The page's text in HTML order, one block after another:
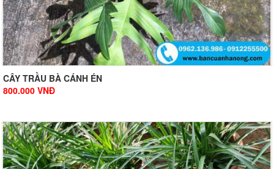
CÂY TRẦU BÀ CÁNH ÉN
800.000 VNĐ